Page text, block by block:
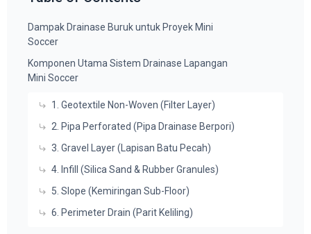
Dampak Drainase Buruk untuk Proyek Mini
Soccer
Komponen Utama Sistem Drainase Lapangan
Mini Soccer
1. Geotextile Non-Woven (Filter Layer)
2. Pipa Perforated (Pipa Drainase Berpori)
3. Gravel Layer (Lapisan Batu Pecah)
4. Infill (Silica Sand & Rubber Granules)
5. Slope (Kemiringan Sub-Floor)
6. Perimeter Drain (Parit Keliling)